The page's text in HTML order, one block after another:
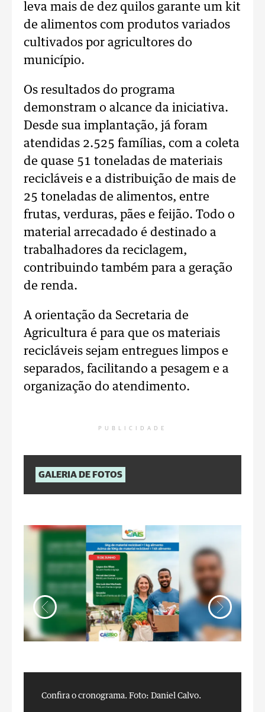
leva mais de dez quilos garante um kit
de alimentos com produtos variados
cultivados por agricultores do
município.
Os resultados do programa
demonstram o alcance da iniciativa.
Desde sua implantação, já foram
atendidas 2.525 famílias, com a coleta
de quase 51 toneladas de materiais
recicláveis e a distribuição de mais de
25 toneladas de alimentos, entre
frutas, verduras, pães e feijão. Todo o
material arrecadado é destinado a
trabalhadores da reciclagem,
contribuindo também para a geração
de renda.
A orientação da Secretaria de
Agricultura é para que os materiais
recicláveis sejam entregues limpos e
separados, facilitando a pesagem e a
organização do atendimento.
PUBLICIDADE
GALERIA DE FOTOS
Confira o cronograma. Foto: Daniel Calvo.